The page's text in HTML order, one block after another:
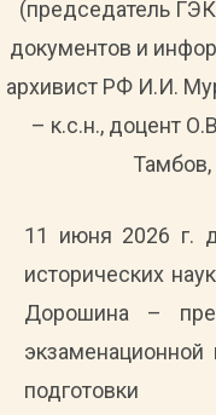
(председатель
документов и
архивист РФ И.И.
– к.с.н., доцент
Тамбов,
11 июня 2026 г.
исторических
Дорошина –
подготовки